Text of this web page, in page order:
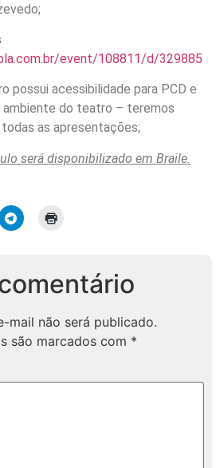
event/108811/d/329885
possui acessibilidade para PCD e
ambiente do teatro – teremos
as apresentações;
será disponibilizado em Braile.
mail não será publicado.
são marcados com *